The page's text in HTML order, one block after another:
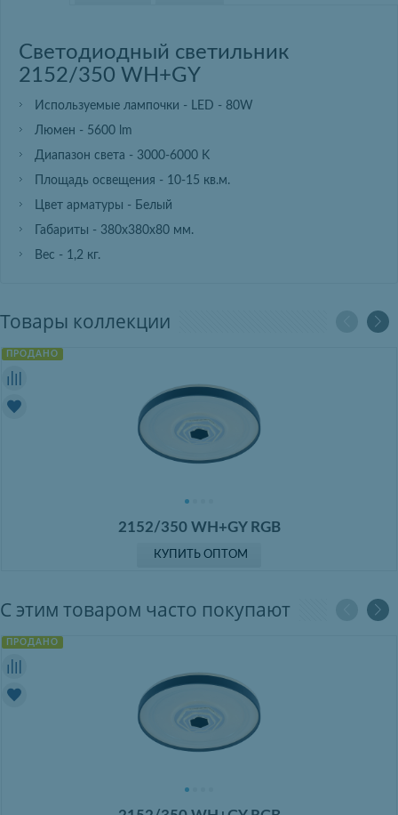
Светодиодный светильник
2152/350 WH+GY
Используемые лампочки - LED - 80W
Люмен - 5600 lm
Диапазон света - 3000-6000 K
Площадь освещения - 10-15 кв.м.
Цвет арматуры - Белый
Габариты - 380х380х80 мм.
Вес - 1,2 кг.
Товары коллекции
ПРОДАНО
2152/350 WH+GY RGB
КУПИТЬ ОПТОМ
С этим товаром часто покупают
ПРОДАНО